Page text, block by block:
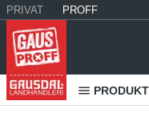
PRIVAT PROFF